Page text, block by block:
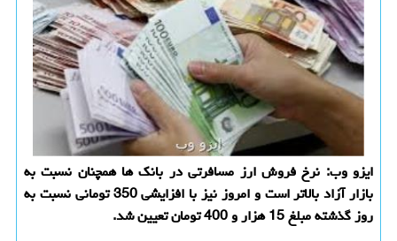
ایزو وب: نرخ فروش ارز مسافرتی در بانك ها همچنان نسبت به
بازار آزاد بالاتر است و امروز نیز با افزایشی 350 تومانی نسبت به
روز گذشته مبلغ 15 هزار و 400 تومان تعیین شد.